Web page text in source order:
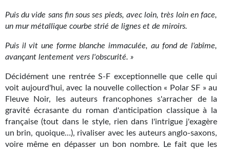
Étoiles vives
NUMÉRIQUE
Romans et recueils
Une Heure-Lumière
Nouvelles
Bifrost
Puis du vide sans fin sous ses pieds, avec loin, très loin en face,
un mur métallique courbe strié de lignes et de miroirs.
Puis il vit une forme blanche immaculée, au fond de l'abîme,
avançant lentement vers l'obscurité. »
Décidément une rentrée S-F exceptionnelle que celle qui
voit aujourd'hui, avec la nouvelle collection « Polar SF » au
Fleuve Noir, les auteurs francophones s'arracher de la
gravité écrasante du roman d'anticipation classique à la
française (tout dans le style, rien dans l'intrigue j'exagère
un brin, quoique…), rivaliser avec les auteurs anglo-saxons,
voire même en dépasser un bon nombre. Le fait que les